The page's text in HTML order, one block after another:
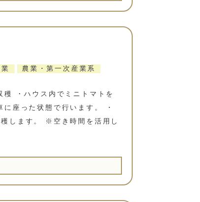
農業・第一次産業系
穫 ・ハウス内でミニトマトを
座った状態で行います。 ・
します。 ※空き時間を活用し